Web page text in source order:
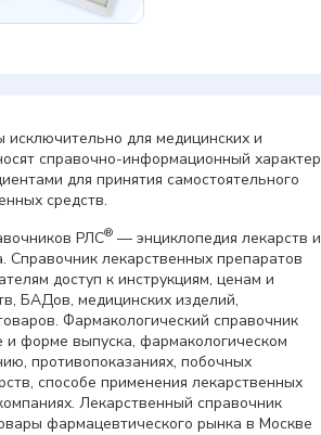
для медицинских и
справочно-информационный характер
для принятия самостоятельного
средств.
РЛС® — энциклопедия лекарств и
Справочник лекарственных препаратов
доступ к инструкциям, ценам и
БАДов, медицинских изделий,
Фармакологический справочник
форме выпуска, фармакологическом
противопоказаниях, побочных
способе применения лекарственных
Лекарственный справочник
фармацевтического рынка в Москве